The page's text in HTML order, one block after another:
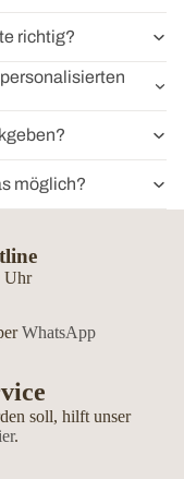
richtig?
möglich?
Uhr
WhatsApp
soll, hilft unser
.